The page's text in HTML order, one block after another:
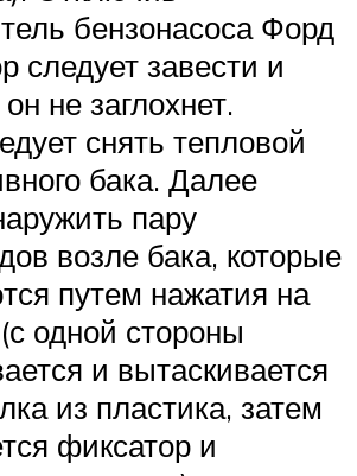
бензонасоса Форд
следует завести и
не заглохнет.
снять тепловой
бака. Далее
пару
возле бака, которые
путем нажатия на
одной стороны
и вытаскивается
из пластика, затем
фиксатор и